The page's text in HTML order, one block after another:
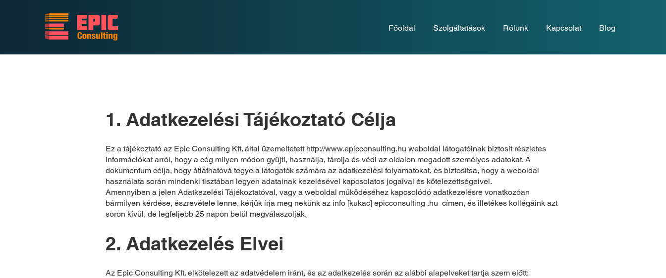
Főoldal Szolgáltatások Rólunk Kapcsolat Blog
1. Adatkezelési Tájékoztató Célja
Ez a tájékoztató az Epic Consulting Kft. által üzemeltetett http://www.epicconsulting.hu weboldal látogatóinak biztosít részletes
információkat arról, hogy a cég milyen módon gyűjti, használja, tárolja és védi az oldalon megadott személyes adatokat. A
dokumentum célja, hogy átláthatóvá tegye a látogatók számára az adatkezelési folyamatokat, és biztosítsa, hogy a weboldal
használata során mindenki tisztában legyen adatainak kezelésével kapcsolatos jogaival és kötelezettségeivel.
Amennyiben a jelen Adatkezelési Tájékoztatóval, vagy a weboldal működéséhez kapcsolódó adatkezelésre vonatkozóan
bármilyen kérdése, észrevétele lenne, kérjük írja meg nekünk az info [kukac] epicconsulting .hu címen, és illetékes kollégáink azt
soron kívül, de legfeljebb 25 napon belül megválaszolják.
2. Adatkezelés Elvei
Az Epic Consulting Kft. elkötelezett az adatvédelem iránt, és az adatkezelés során az alábbi alapelveket tartja szem előtt: